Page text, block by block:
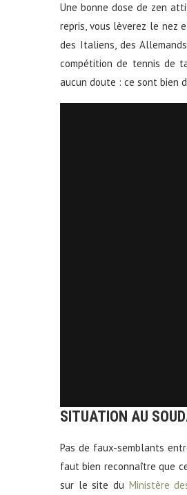
Une bonne dose de zen
repris, vous lèverez le nez
des Italiens, des
compétition de tennis de
aucun doute : ce sont bien
SITUATION AU
Pas de faux-semblants
faut bien reconnaître que
sur le site du Ministère